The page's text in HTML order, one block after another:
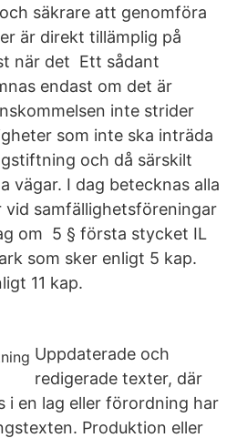
säkrare att genomföra
är direkt tillämplig på
när det Ett sådant
endast om det är
inte strider
som inte ska inträda
och då särskilt
vägar. I dag betecknas alla
vid samfällighetsföreningar
om 5 § första stycket IL
som sker enligt 5 kap.
11 kap.
Uppdaterade och
redigerade texter, där
i en lag eller förordning har
Produktion eller